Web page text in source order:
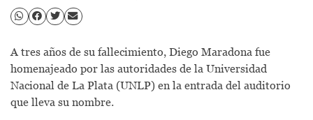
A tres años de su fallecimiento, Diego Maradona fue
homenajeado por las autoridades de la Universidad
Nacional de La Plata (UNLP) en la entrada del auditorio
que lleva su nombre.